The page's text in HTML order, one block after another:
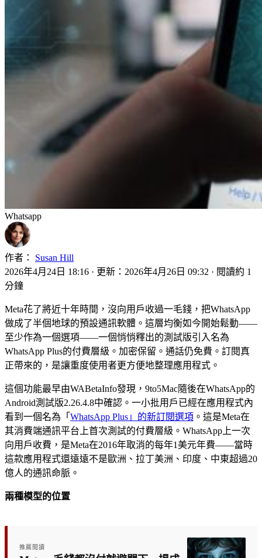
Whatsapp
作者：
Susan Hill
2026年4月24日 18:16 · 更新：2026年4月26日 09:32 · 閱讀約 1
分鐘
Meta花了將近十年時間，沒向用戶收過一毛錢，把WhatsApp
做成了半個地球的預設通訊軟體。這層均衡如今開始鬆動——
至少作為一個選項——一個悄悄釋出的測試版引入名為
WhatsApp Plus的付費層級。加密保留。通話仍免費。訂閱真
正帶來的，是讓重度使用者更方便地整理應用程式。
這個功能最早由WABetaInfo發現，9to5Mac隨後在WhatsApp的
Android測試版2.26.4.8中確認。一小批用戶已經在應用程式內
看到一個名為「 WhatsApp Plus」的新訂閱選項 。這是Meta在
其消費端通訊平台上首次測試的付費層級。WhatsApp上一次
向用戶收費，是Meta在2016年取消的每年1美元年費——當時
這款應用程式還遠遠不是歐洲、拉丁美洲、印度、中東超過20
億人的通訊命脈。
兩種模型的位置
推薦閱讀